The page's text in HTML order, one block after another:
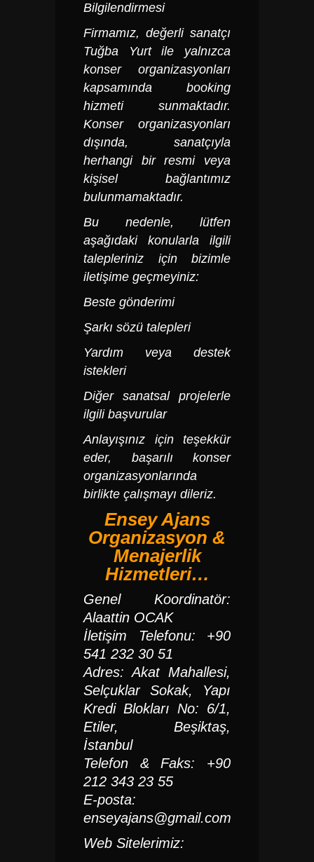
Bilgilendirmesi
Firmamız, değerli sanatçı
Tuğba Yurtile yalnızca
konser organizasyonları
kapsamında booking
hizmeti sunmaktadır.
Konser organizasyonları
dışında, sanatçıyla
herhangi bir resmi veya
kişisel bağlantımız
bulunmamaktadır.
Bu nedenle, lütfen
aşağıdaki konularla ilgili
talepleriniz için bizimle
iletişime geçmeyiniz:
Beste gönderimi
Şarkı sözü talepleri
Yardım veya destek
istekleri
Diğer sanatsal projelerle
ilgili başvurular
Anlayışınız için teşekkür
eder, başarılı konser
organizasyonlarında
birlikte çalışmayı dileriz.
Ensey Ajans
Organizasyon &
Menajerlik
Hizmetleri…
Genel Koordinatör:
Alaattin OCAK
İletişim Telefonu: +90
541 232 30 51
Adres: Akat Mahallesi,
Selçuklar Sokak, Yapı
Kredi Blokları No: 6/1,
Etiler, Beşiktaş,
İstanbul
Telefon & Faks: +90
212 343 23 55
E-posta:
enseyajans@gmail.com
Web Sitelerimiz: